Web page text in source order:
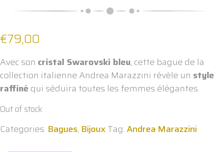
€79,00
Avec son cristal Swarovski bleu, cette bague de la
collection italienne Andrea Marazzini révèle un style
raffiné qui séduira toutes les femmes élégantes.
Out of stock
Categories: Bagues, BijouxTag:Andrea Marazzini